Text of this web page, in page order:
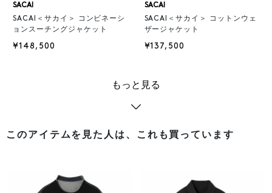
SACAI
SACAI＜サカイ＞ コンビネーシ
ョンスーチングジャケット
¥148,500
SACAI
SACAI＜サカイ＞ コットンウェ
ザージャケット
¥137,500
もっと見る
このアイテムを見た人は、これも買っています